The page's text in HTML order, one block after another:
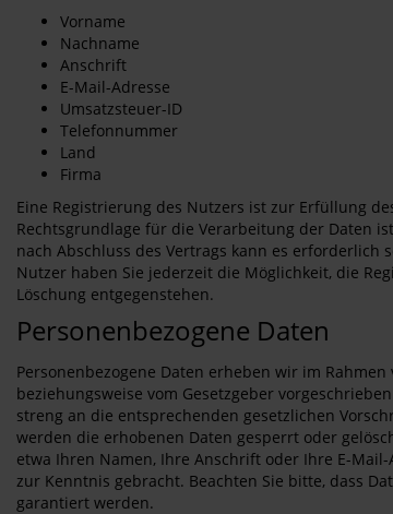
Vorname
Nachname
Anschrift
E-Mail-Adresse
Umsatzsteuer-ID
Telefonnummer
Land
Firma
Eine Registrierung des Nutzers ist zur Erfüllung
Rechtsgrundlage für die Verarbeitung der Daten
nach Abschluss des Vertrags kann es
Nutzer haben Sie jederzeit die Möglichkeit, die
Löschung entgegenstehen.
Personenbezogene Daten
Personenbezogene Daten erheben wir im
beziehungsweise vom Gesetzgeber
streng an die entsprechenden gesetzlichen
werden die erhobenen Daten gesperrt oder
etwa Ihren Namen, Ihre Anschrift oder Ihre E-
zur Kenntnis gebracht. Beachten Sie bitte, dass
garantiert werden.